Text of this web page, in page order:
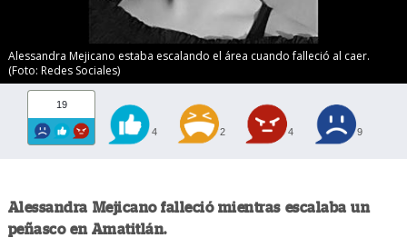
Alessandra Mejicano estaba escalando el área cuando falleció al caer.
(Foto: Redes Sociales)
19
4 2 4 9
Alessandra Mejicano falleció mientras escalaba un
peñasco en Amatitlán.